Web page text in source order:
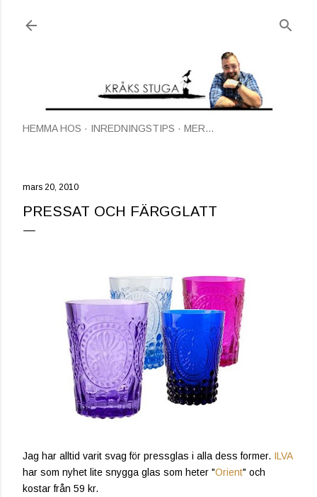
HEMMA HOS INREDNINGSTIPS MER…
mars 20, 2010
PRESSAT OCH FÄRGGLATT
Jag har alltid varit svag för pressglas i alla dess former. ILVA
har som nyhet lite snygga glas som heter "Orient" och
kostar från 59 kr.